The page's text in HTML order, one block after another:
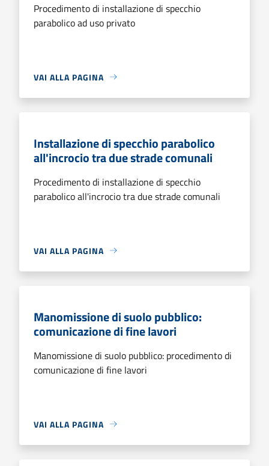
Procedimento di installazione di specchio
parabolico ad uso privato
VAI ALLA PAGINA
Installazione di specchio parabolico
all'incrocio tra due strade comunali
Procedimento di installazione di specchio
parabolico all'incrocio tra due strade comunali
VAI ALLA PAGINA
Manomissione di suolo pubblico:
comunicazione di fine lavori
Manomissione di suolo pubblico: procedimento di
comunicazione di fine lavori
VAI ALLA PAGINA